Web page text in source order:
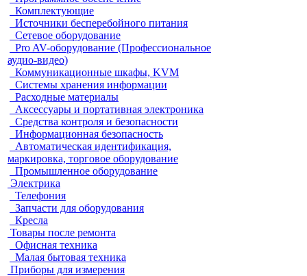
Комплектующие
Источники бесперебойного питания
Сетевое оборудование
Pro AV-оборудование (Профессиональное
аудио-видео)
Коммуникационные шкафы, KVM
Системы хранения информации
Расходные материалы
Аксессуары и портативная электроника
Средства контроля и безопасности
Информационная безопасность
Автоматическая идентификация,
маркировка, торговое оборудование
Промышленное оборудование
Электрика
Телефония
Запчасти для оборудования
Кресла
Товары после ремонта
Офисная техника
Малая бытовая техника
Приборы для измерения